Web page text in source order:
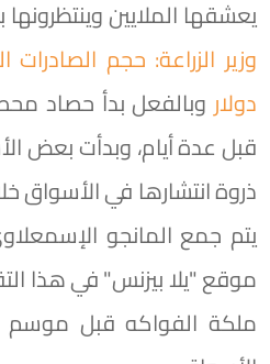
يعشقها الملايين
دولار وبالفعل بدأ حصاد
قبل عدة أيام، وبدأت بعض
ذروة انتشارها في
يتم جمع المانجو
موقع "يلا بيزنس" في هذا
ملكة الفواكه قبل موسم